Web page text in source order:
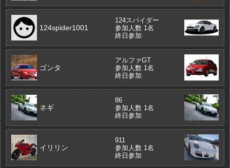
124spider1001
124スパイダー
参加人数 1名
終日参加
ゴンタ
アルファGT
参加人数 1名
終日参加
ネギ
86
参加人数 1名
終日参加
イリリン
911
参加人数 1名
終日参加